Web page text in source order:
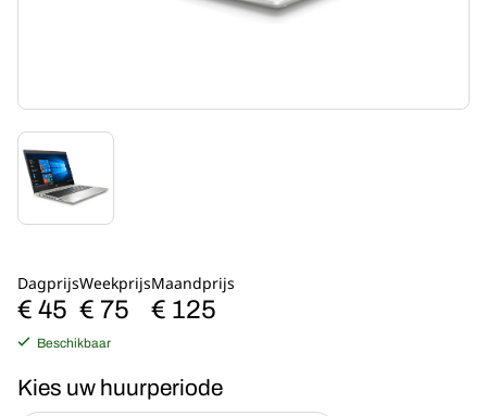
Dagprijs
€ 45
Weekprijs
€ 75
Maandprijs
€ 125
Beschikbaar
Kies uw huurperiode